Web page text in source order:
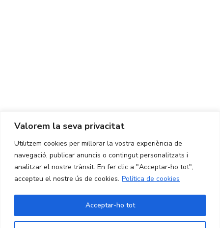
Valorem la seva privacitat
Utilitzem cookies per millorar la vostra experiència de
navegació, publicar anuncis o contingut personalitzats i
analitzar el nostre trànsit. En fer clic a "Acceptar-ho tot",
accepteu el nostre ús de cookies. Política de cookies
Acceptar-ho tot
CONTACTE
Ed. K2M (Planta 1, Oficina 106)
C/ Jordi Girona 1-3
08034 Barcelona (Espanya)
+34 93 405 44 03